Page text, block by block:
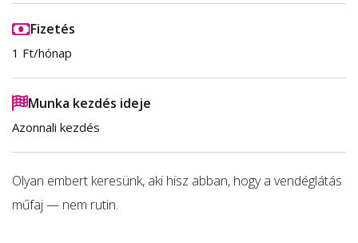
Fizetés
1 Ft/hónap
Munka kezdés ideje
Azonnali kezdés
Olyan embert keresünk, aki hisz abban, hogy a vendéglátás
műfaj — nem rutin.